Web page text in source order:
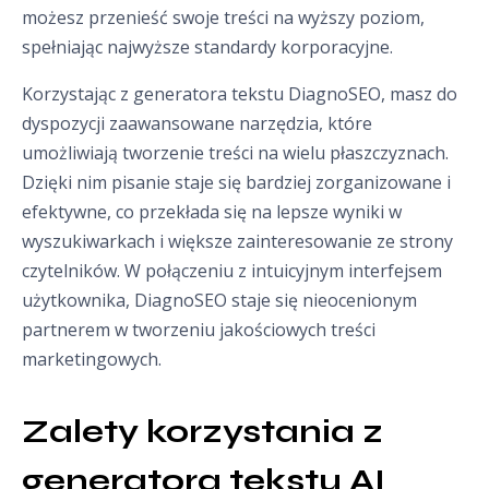
możesz przenieść swoje treści na wyższy poziom,
spełniając najwyższe standardy korporacyjne.
Korzystając z generatora tekstu DiagnoSEO, masz do
dyspozycji zaawansowane narzędzia, które
umożliwiają tworzenie treści na wielu płaszczyznach.
Dzięki nim pisanie staje się bardziej zorganizowane i
efektywne, co przekłada się na lepsze wyniki w
wyszukiwarkach i większe zainteresowanie ze strony
czytelników. W połączeniu z intuicyjnym interfejsem
użytkownika, DiagnoSEO staje się nieocenionym
partnerem w tworzeniu jakościowych treści
marketingowych.
Zalety korzystania z
generatora tekstu AI